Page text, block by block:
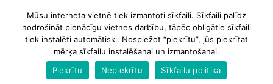
Mūsu interneta vietnē tiek izmantoti sīkfaili. Sīkfaili palīdz
nodrošināt pienācīgu vietnes darbību, tāpēc obligātie sīkfaili
tiek instalēti automātiski. Nospiežot “piekrītu”, jūs piekrītat
mērķa sīkfailu instalēšanai un izmantošanai.
Piekrītu
Nepiekrītu Sīkfailu politika